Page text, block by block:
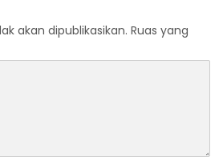
akan dipublikasikan. Ruas yang